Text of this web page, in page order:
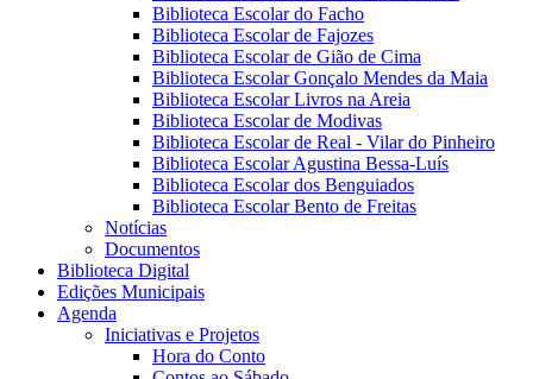
Biblioteca Escolar do Facho
Biblioteca Escolar de Fajozes
Biblioteca Escolar de Gião de Cima
Biblioteca Escolar Gonçalo Mendes da Maia
Biblioteca Escolar Livros na Areia
Biblioteca Escolar de Modivas
Biblioteca Escolar de Real - Vilar do Pinheiro
Biblioteca Escolar Agustina Bessa-Luís
Biblioteca Escolar dos Benguiados
Biblioteca Escolar Bento de Freitas
Notícias
Documentos
Biblioteca Digital
Edições Municipais
Agenda
Iniciativas e Projetos
Hora do Conto